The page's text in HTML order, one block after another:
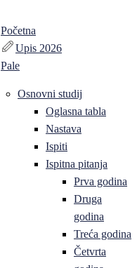
Početna
Upis 2026
Pale
Osnovni studij
Oglasna tabla
Nastava
Ispiti
Ispitna pitanja
Prva godina
Druga
godina
Treća godina
Četvrta